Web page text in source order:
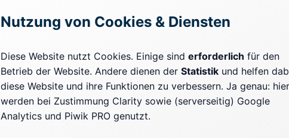
W-Fragen in der
RegEx
In der letzten Woche sind eine ganze Menge
in der Google Search Console nun Reguläre
Daten wie URLs und Suchanfragen zu filtern.
Beispiel der W-Fragen für alle SEOs, Content
Nutzung von Cookies & Diensten
Diese Website nutzt Cookies. Einige sind erforderlich für den
Betrieb der Website. Andere dienen der Statistik und helfen
diese Website und ihre Funktionen zu verbessern. Ja genau: hier
werden bei Zustimmung Clarity sowie (serverseitig) Google
Analytics und Piwik PRO genutzt.